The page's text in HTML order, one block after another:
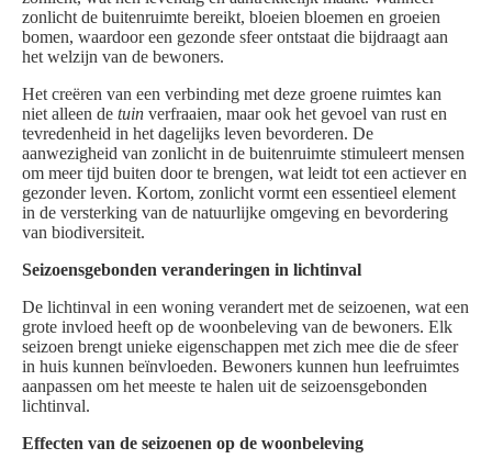
zonlicht de buitenruimte bereikt, bloeien bloemen en groeien
bomen, waardoor een gezonde sfeer ontstaat die bijdraagt aan
het welzijn van de bewoners.
Het creëren van een verbinding met deze groene ruimtes kan
niet alleen de tuin verfraaien, maar ook het gevoel van rust en
tevredenheid in het dagelijks leven bevorderen. De
aanwezigheid van zonlicht in de buitenruimte stimuleert mensen
om meer tijd buiten door te brengen, wat leidt tot een actiever en
gezonder leven. Kortom, zonlicht vormt een essentieel element
in de versterking van de natuurlijke omgeving en bevordering
van biodiversiteit.
Seizoensgebonden veranderingen in lichtinval
De lichtinval in een woning verandert met de seizoenen, wat een
grote invloed heeft op de woonbeleving van de bewoners. Elk
seizoen brengt unieke eigenschappen met zich mee die de sfeer
in huis kunnen beïnvloeden. Bewoners kunnen hun leefruimtes
aanpassen om het meeste te halen uit de seizoensgebonden
lichtinval.
Effecten van de seizoenen op de woonbeleving